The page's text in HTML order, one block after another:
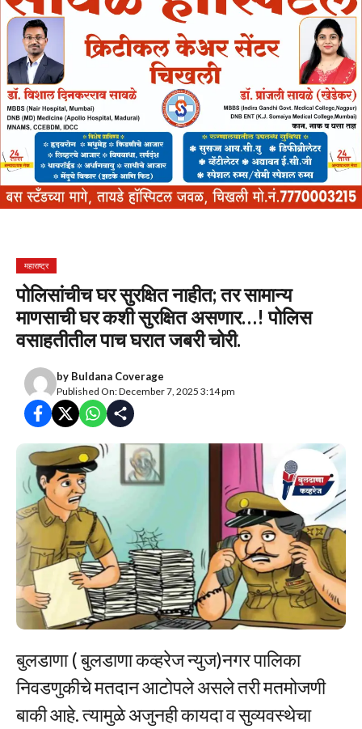
महाराष्ट्र
पोलिसांचीच घर सुरक्षित नाहीत; तर सामान्य
माणसाची घर कशी सुरक्षित असणार…! पोलिस
वसाहतीतील पाच घरात जबरी चोरी.
by Buldana Coverage
Published On: December 7, 2025 3:14 pm
बुलडाणा ( बुलडाणा कव्हरेज न्युज)नगर पालिका
निवडणुकीचे मतदान आटोपले असले तरी मतमोजणी
बाकी आहे. त्यामुळे अजुनही कायदा व सुव्यवस्थेचा